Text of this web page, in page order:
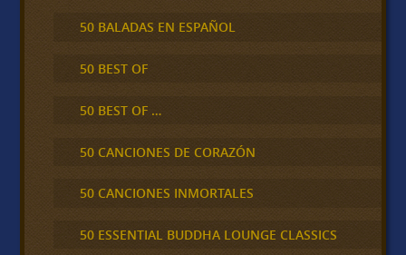
50 BALADAS EN ESPAÑOL
50 BEST OF
50 BEST OF …
50 CANCIONES DE CORAZÓN
50 CANCIONES INMORTALES
50 ESSENTIAL BUDDHA LOUNGE CLASSICS